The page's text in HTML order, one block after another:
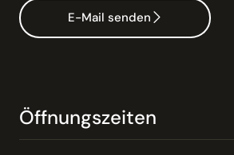
E-Mail senden
Öffnungszeiten